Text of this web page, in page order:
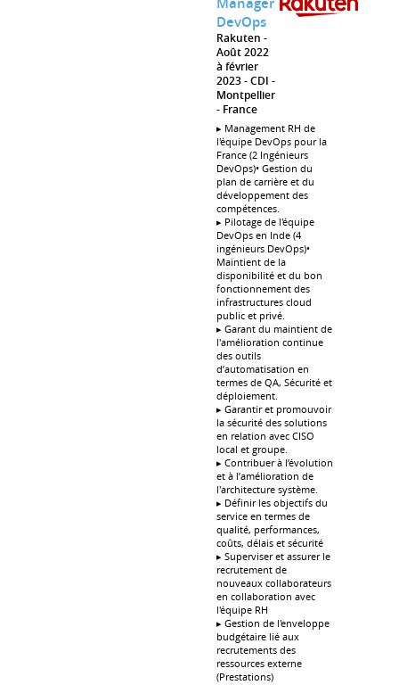
DevOps
Rakuten
Août 2022
à février
2023 CDI
Montpellier
France
▸ Management RH de
l'équipe DevOps pour la
France (2 Ingénieurs
DevOps)• Gestion du
plan de carrière et du
développement des
compétences.
▸ Pilotage de l'équipe
DevOps en Inde (4
ingénieurs DevOps)•
Maintient de la
disponibilité et du bon
fonctionnement des
infrastructures cloud
public et privé.
▸ Garant du maintient de
l'amélioration continue
des outils
d’automatisation en
termes de QA, Sécurité et
déploiement.
▸ Garantir et promouvoir
la sécurité des solutions
en relation avec CISO
local et groupe.
▸ Contribuer à l’évolution
et à l’amélioration de
l'architecture système.
▸ Définir les objectifs du
service en termes de
qualité, performances,
coûts, délais et sécurité
▸ Superviser et assurer le
recrutement de
nouveaux collaborateurs
en collaboration avec
l'équipe RH
▸ Gestion de l'enveloppe
budgétaire lié aux
recrutements des
ressources externe
(Prestations)